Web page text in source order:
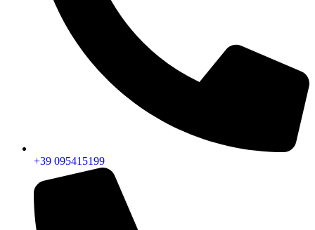
+39 095415199